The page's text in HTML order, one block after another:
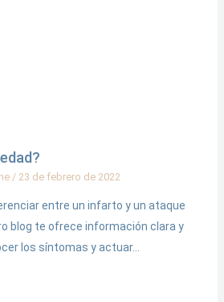
/ 23 de febrero de 2022
entre un infarto y un ataque
blog te ofrece información clara y
los síntomas y actuar…